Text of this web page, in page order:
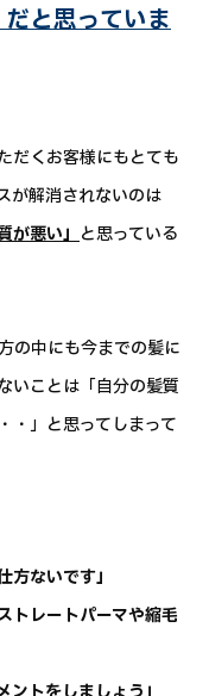
と思っていま
だくお客様にもとても
が解消されないのは
が悪い」 と思っている
の中にも今までの髪に
いことは「自分の髪質
・」と思ってしまって
方ないです」
トレートパーマや縮毛